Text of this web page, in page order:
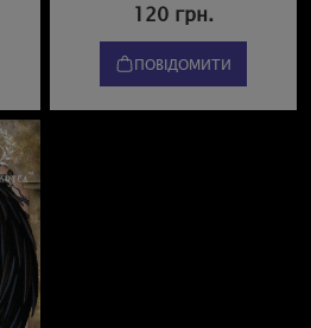
120 грн.
ПОВІДОМИТИ